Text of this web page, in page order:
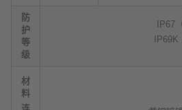
防
护
等
级
IP67
IP69K
材
料